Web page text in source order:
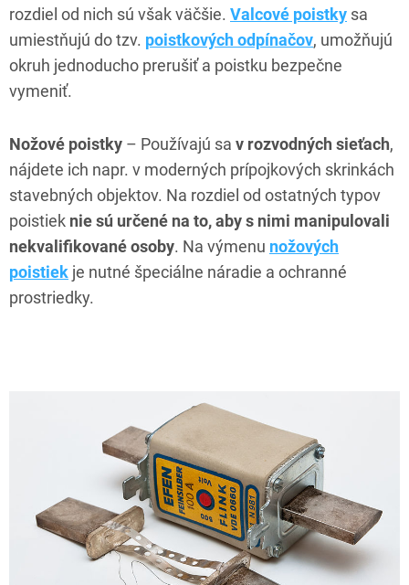
rozdiel od nich sú však väčšie. Valcové poistky sa
umiestňujú do tzv. poistkových odpínačov, umožňujú
okruh jednoducho prerušiť a poistku bezpečne
vymeniť.
Nožové poistky – Používajú sa v rozvodných sieťach,
nájdete ich napr. v moderných prípojkových skrinkách
stavebných objektov. Na rozdiel od ostatných typov
poistiek nie sú určené na to, aby s nimi manipulovali
nekvalifikované osoby. Na výmenu nožových
poistiek je nutné špeciálne náradie a ochranné
prostriedky.